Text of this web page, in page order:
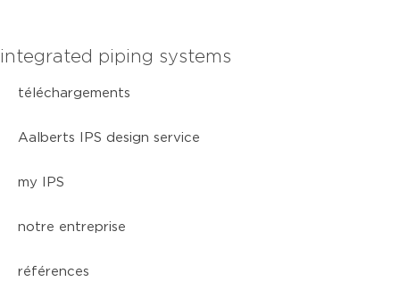
integrated piping systems
téléchargements
Aalberts IPS design service
my IPS
notre entreprise
références